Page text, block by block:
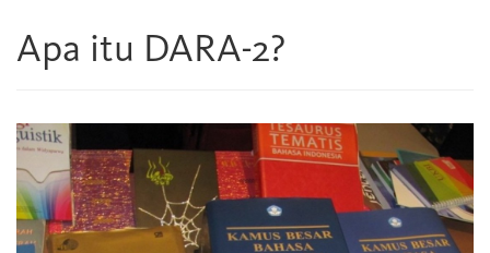
Apa itu DARA-2?